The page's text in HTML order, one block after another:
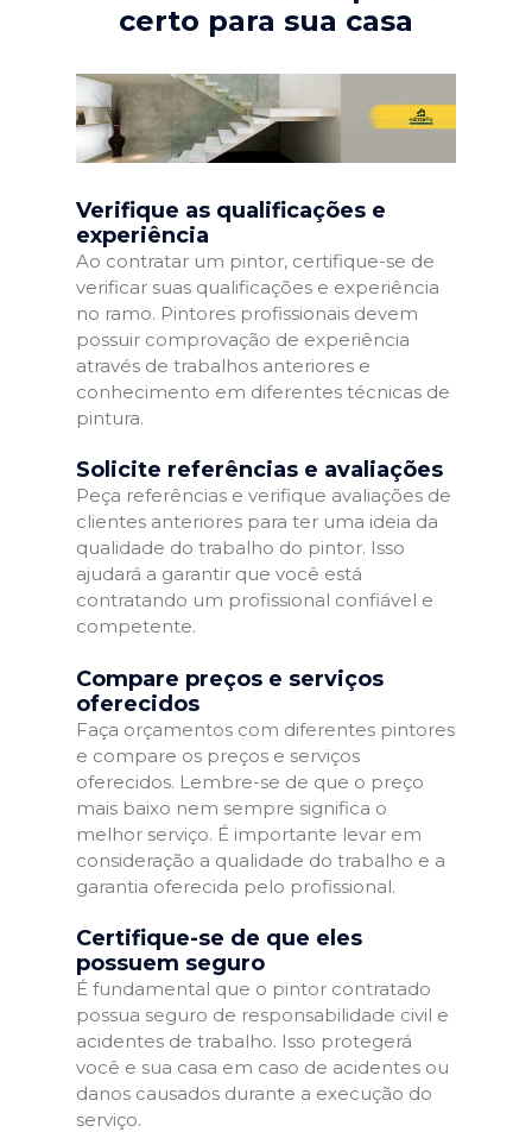
certo para sua casa
Verifique as qualificações e
experiência
Ao contratar um pintor, certifique-se de
verificar suas qualificações e experiência
no ramo. Pintores profissionais devem
possuir comprovação de experiência
através de trabalhos anteriores e
conhecimento em diferentes técnicas de
pintura.
Solicite referências e avaliações
Peça referências e verifique avaliações de
clientes anteriores para ter uma ideia da
qualidade do trabalho do pintor. Isso
ajudará a garantir que você está
contratando um profissional confiável e
competente.
Compare preços e serviços
oferecidos
Faça orçamentos com diferentes pintores
e compare os preços e serviços
oferecidos. Lembre-se de que o preço
mais baixo nem sempre significa o
melhor serviço. É importante levar em
consideração a qualidade do trabalho e a
garantia oferecida pelo profissional.
Certifique-se de que eles
possuem seguro
É fundamental que o pintor contratado
possua seguro de responsabilidade civil e
acidentes de trabalho. Isso protegerá
você e sua casa em caso de acidentes ou
danos causados durante a execução do
serviço.